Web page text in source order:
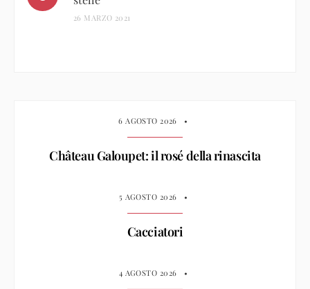
26 MARZO 2021
6 AGOSTO 2026 •
Château Galoupet: il rosé della rinascita
5 AGOSTO 2026 •
Cacciatori
4 AGOSTO 2026 •